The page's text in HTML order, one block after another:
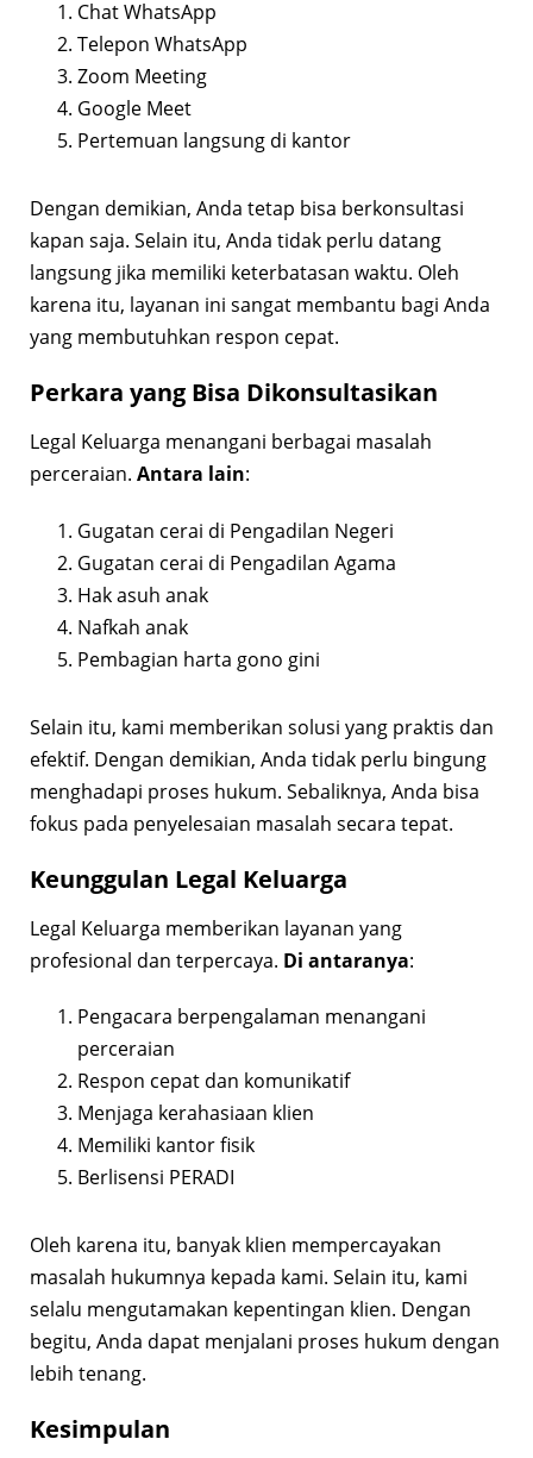
Chat WhatsApp
Telepon WhatsApp
Zoom Meeting
Google Meet
Pertemuan langsung di kantor
Dengan demikian, Anda tetap bisa berkonsultasi
kapan saja. Selain itu, Anda tidak perlu datang
langsung jika memiliki keterbatasan waktu. Oleh
karena itu, layanan ini sangat membantu bagi Anda
yang membutuhkan respon cepat.
Perkara yang Bisa Dikonsultasikan
Legal Keluarga menangani berbagai masalah
perceraian. Antara lain:
Gugatan cerai di Pengadilan Negeri
Gugatan cerai di Pengadilan Agama
Hak asuh anak
Nafkah anak
Pembagian harta gono gini
Selain itu, kami memberikan solusi yang praktis dan
efektif. Dengan demikian, Anda tidak perlu bingung
menghadapi proses hukum. Sebaliknya, Anda bisa
fokus pada penyelesaian masalah secara tepat.
Keunggulan Legal Keluarga
Legal Keluarga memberikan layanan yang
profesional dan terpercaya. Di antaranya:
Pengacara berpengalaman menangani
perceraian
Respon cepat dan komunikatif
Menjaga kerahasiaan klien
Memiliki kantor fisik
Berlisensi PERADI
Oleh karena itu, banyak klien mempercayakan
masalah hukumnya kepada kami. Selain itu, kami
selalu mengutamakan kepentingan klien. Dengan
begitu, Anda dapat menjalani proses hukum dengan
lebih tenang.
Kesimpulan